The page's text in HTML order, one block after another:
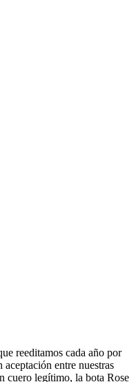
reeditamos cada año por
entre nuestras
cuero legítimo, la bota Rose